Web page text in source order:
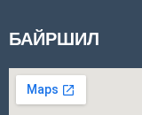
БАЙРШИЛ